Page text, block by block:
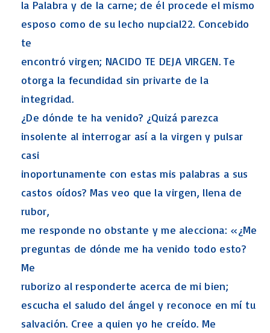
la Palabra y de la carne; de él procede el mismo
esposo como de su lecho nupcial22. Concebido
te
encontró virgen; NACIDO TE DEJA VIRGEN. Te
otorga la fecundidad sin privarte de la
integridad.
¿De dónde te ha venido? ¿Quizá parezca
insolente al interrogar así a la virgen y pulsar
casi
inoportunamente con estas mis palabras a sus
castos oídos? Mas veo que la virgen, llena de
rubor,
me responde no obstante y me alecciona: «¿Me
preguntas de dónde me ha venido todo esto?
Me
ruborizo al responderte acerca de mi bien;
escucha el saludo del ángel y reconoce en mí tu
salvación. Cree a quien yo he creído. Me